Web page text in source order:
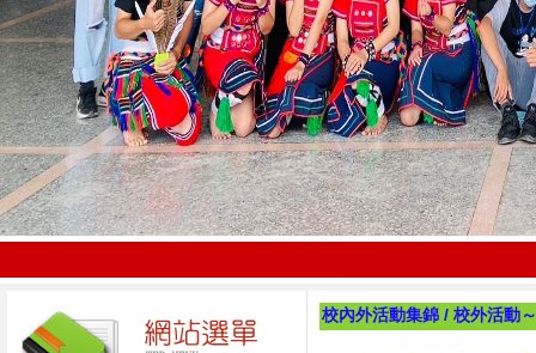
校內外活動集錦 / 校外活動